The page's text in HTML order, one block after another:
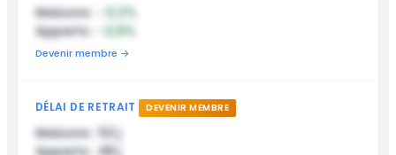
Maisons :
-3,2%
Apparts :
-2,8%
Devenir membre →
DÉLAI DE RETRAIT DEVENIR MEMBRE
Maisons : 52 j
Apparts : 48 j